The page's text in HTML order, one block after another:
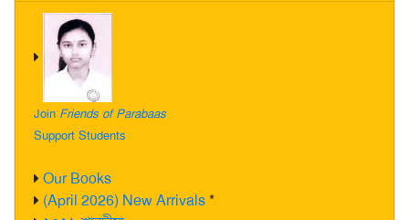
Join Friends of Parabaas
Support Students
Our Books
(April 2026) New Arrivals*